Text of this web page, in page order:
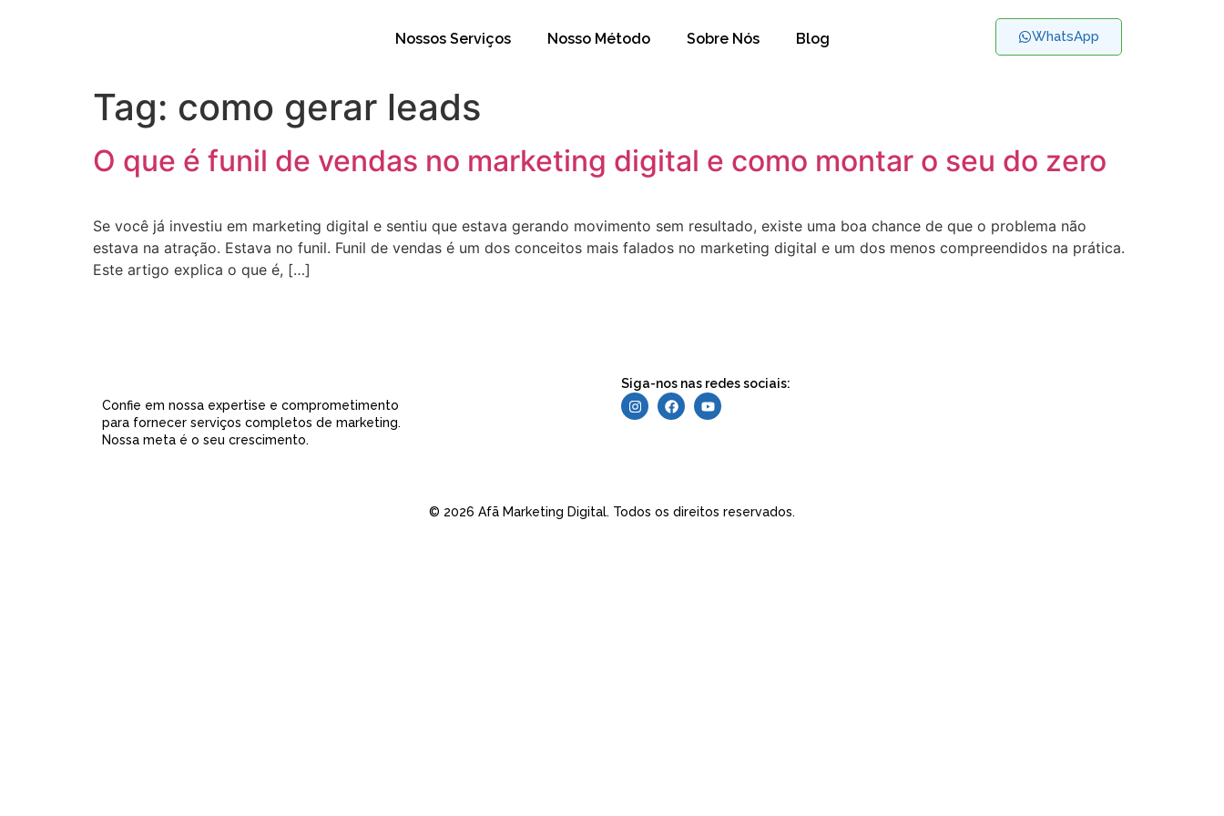
Nossos Serviços Nosso Método Sobre Nós Blog WhatsApp
Tag: como gerar leads
O que é funil de vendas no marketing digital e como montar o seu do zero
Se você já investiu em marketing digital e sentiu que estava gerando movimento sem resultado, existe uma boa chance de que o problema não
estava na atração. Estava no funil. Funil de vendas é um dos conceitos mais falados no marketing digital e um dos menos compreendidos na prática.
Este artigo explica o que é, […]
Confie em nossa expertise e comprometimento
para fornecer serviços completos de marketing.
Nossa meta é o seu crescimento.
Siga-nos nas redes sociais:
© 2026 Afã Marketing Digital. Todos os direitos reservados.